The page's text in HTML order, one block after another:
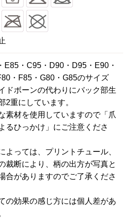
E85・C95・D90・D95・E90・
・F85・G80・G85のサイズ
ドボーンの代わりにバック部生
2重にしています。
素材を使用していますので「爪
るひっかけ」にご注意くださ
よっては、プリントチュール、
裁断により、柄の出方が写真と
合がありますのでご了承くださ
の効果の感じ方には個人差があ